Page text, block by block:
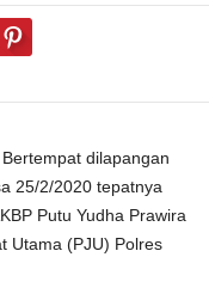
Bertempat dilapangan
25/2/2020 tepatnya
Putu Yudha Prawira
Utama (PJU) Polres